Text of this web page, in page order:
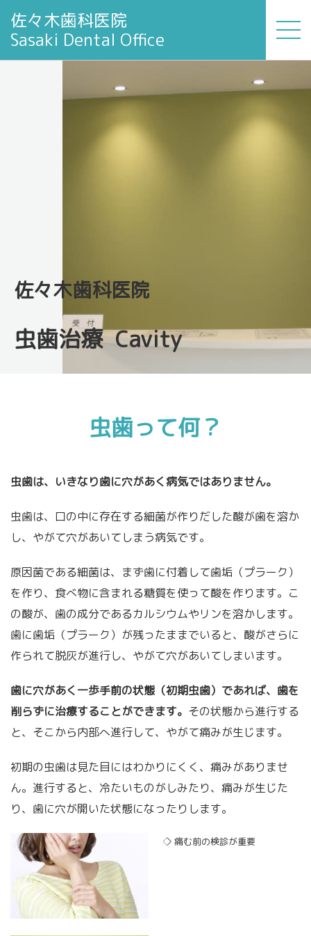
佐々木歯科医院
Sasaki Dental Office
佐々木歯科医院
虫歯治療 Cavity
虫歯って何？
虫歯は、いきなり歯に穴があく病気ではありません。
虫歯は、口の中に存在する細菌が作りだした酸が歯を溶か
し、やがて穴があいてしまう病気です。
原因菌である細菌は、まず歯に付着して歯垢（プラーク）
を作り、食べ物に含まれる糖質を使って酸を作ります。こ
の酸が、歯の成分であるカルシウムやリンを溶かします。
歯に歯垢（プラーク）が残ったままでいると、酸がさらに
作られて脱灰が進行し、やがて穴があいてしまいます。
歯に穴があく一歩手前の状態（初期虫歯）であれば、歯を
削らずに治療することができます。 その状態から進行する
と、そこから内部へ進行して、やがて痛みが生じます。
初期の虫歯は見た目にはわかりにくく、痛みがありませ
ん。進行すると、冷たいものがしみたり、痛みが生じた
り、歯に穴が開いた状態になったりします。
◇ 痛む前の検診が重要